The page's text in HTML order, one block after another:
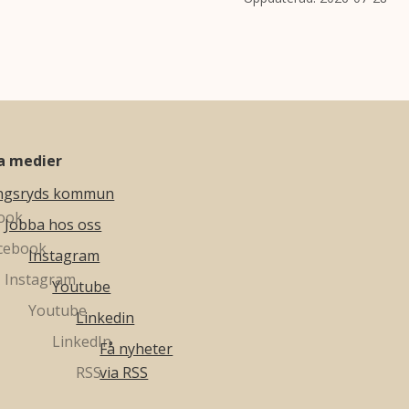
medier
kommun
Jobba hos oss
Instagram
Youtube
Linkedin
Få nyheter
via RSS